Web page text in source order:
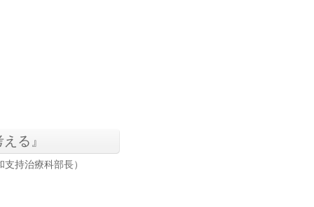
る』
持治療科部長）